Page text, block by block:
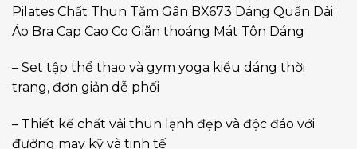
Pilates Chất Thun Tăm Gân BX673 Dáng Quần Dài
Áo Bra Cạp Cao Co Giãn thoáng Mát Tôn Dáng
– Set tập thể thao và gym yoga kiểu dáng thời
trang, đơn giản dễ phối
– Thiết kế chất vải thun lạnh đẹp và độc đáo với
đường may kỹ và tinh tế